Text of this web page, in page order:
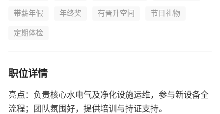
带薪年假 年终奖 有晋升空间 节日礼物
定期体检
职位详情
亮点：负责核心水电气及净化设施运维，参与新设备全
流程；团队氛围好，提供培训与持证支持。